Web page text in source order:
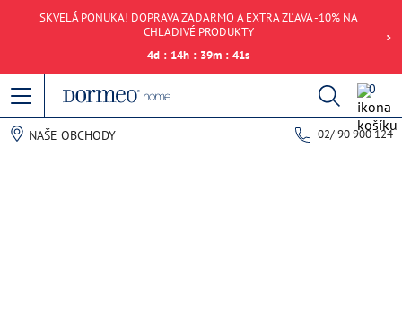
SKVELÁ PONUKA! DOPRAVA ZADARMO A EXTRA ZĽAVA -10% NA
CHLADIVÉ PRODUKTY
4d : 14h : 39m : 41s
0
NAŠE OBCHODY 02/ 90 900 124